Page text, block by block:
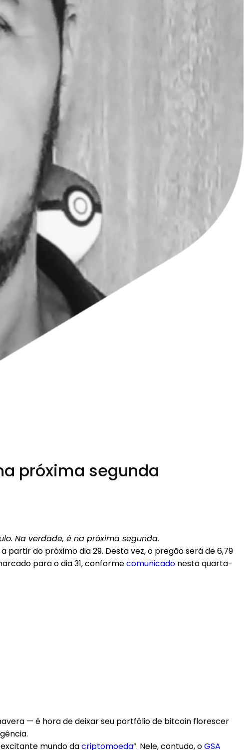
próxima segunda
Na verdade, é na próxima segunda.
partir do próximo dia 29. Desta vez, o pregão será de 6,79
para o dia 31, conformecomunicado nesta quarta-
— é hora de deixar seu portfólio de bitcoin florescer
mundo dacriptomoeda”. Nele, contudo, oGSA